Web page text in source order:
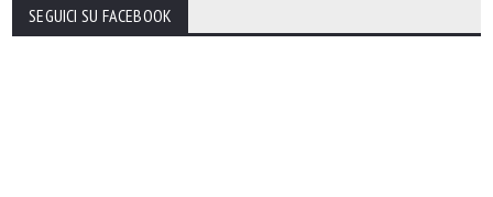
SEGUICI SU FACEBOOK